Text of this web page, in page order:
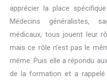
apprécier la place
Médecins généralistes,
médicaux, tous jouent leur
mais ce rôle n’est pas le
même. Puis elle a répondu
de la formation et a